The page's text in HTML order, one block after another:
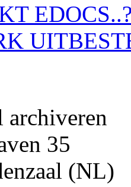
archiveren
35
(NL)